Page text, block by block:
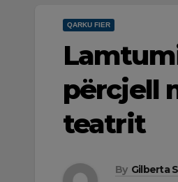
QARKU FIER
përcjell
teatrit
By Gilberta